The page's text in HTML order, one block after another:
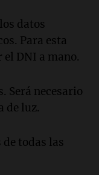
datos
Para esta
DNI a mano.
Será necesario
de luz.
todas las